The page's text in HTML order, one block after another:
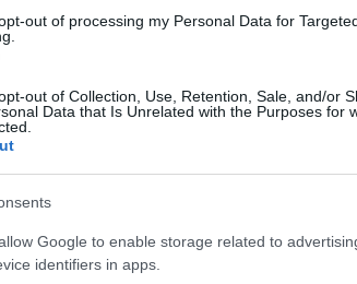
out of processing my Personal Data for
out of Collection, Use, Retention, Sale, and/or
Data that Is Unrelated with the Purposes for
Google to enable storage related to
identifiers in apps.
Σχολίασε εδώ